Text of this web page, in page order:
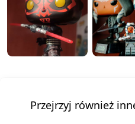
Przejrzyj również